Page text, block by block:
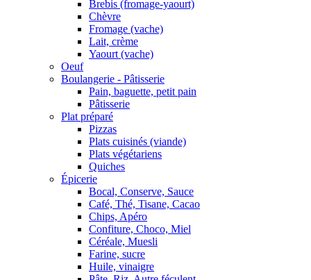
Brebis (fromage-yaourt)
Chèvre
Fromage (vache)
Lait, crème
Yaourt (vache)
Oeuf
Boulangerie - Pâtisserie
Pain, baguette, petit pain
Pâtisserie
Plat préparé
Pizzas
Plats cuisinés (viande)
Plats végétariens
Quiches
Épicerie
Bocal, Conserve, Sauce
Café, Thé, Tisane, Cacao
Chips, Apéro
Confiture, Choco, Miel
Céréale, Muesli
Farine, sucre
Huile, vinaigre